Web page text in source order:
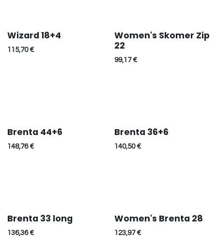
Wizard 18+4
115,70€
Women's Skomer Zip
22
99,17€
Brenta 44+6
148,76€
Brenta 36+6
140,50€
Brenta 33 long
136,36€
Women's Brenta 28
123,97€